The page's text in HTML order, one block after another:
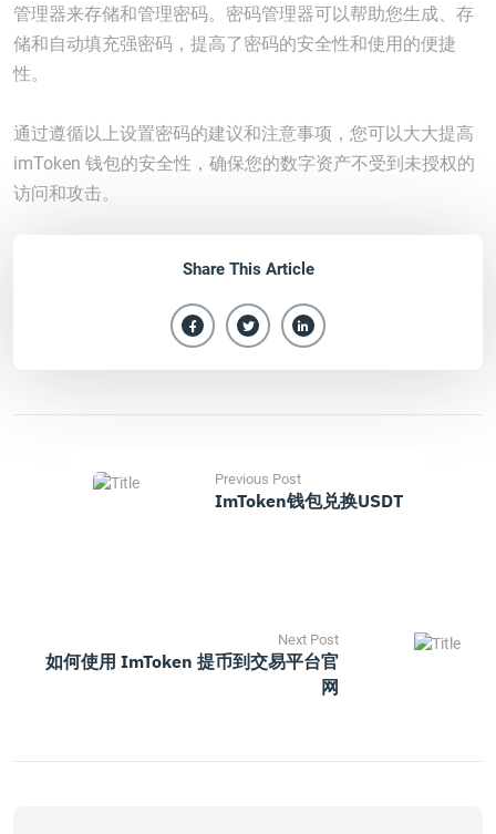
管理器来存储和管理密码。密码管理器可以帮助您生成、存
储和自动填充强密码，提高了密码的安全性和使用的便捷
性。
通过遵循以上设置密码的建议和注意事项，您可以大大提高
imToken 钱包的安全性，确保您的数字资产不受到未授权的
访问和攻击。
Share This Article
Previous Post
ImToken钱包兑换USDT
Next Post
如何使用 ImToken 提币到交易平台官
网